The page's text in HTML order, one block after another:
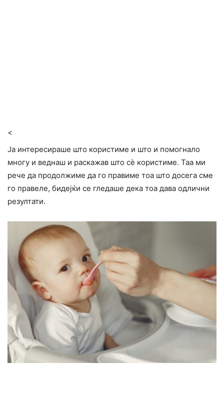
<
Ја интересираше што користиме и што и помогнало
многу и веднаш и раскажав што сè користиме. Таа ми
рече да продолжиме да го правиме тоа што досега сме
го правеле, бидејќи се гледаше дека тоа дава одлични
резултати.